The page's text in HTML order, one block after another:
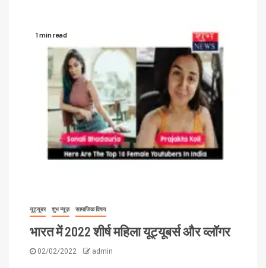
1 min read
यूट्यूबर शुभ न्यूज़ सामाजिक विषय
भारत में 2022 शीर्ष महिला यूट्यूबर्स और व्लॉगर
02/02/2022 admin